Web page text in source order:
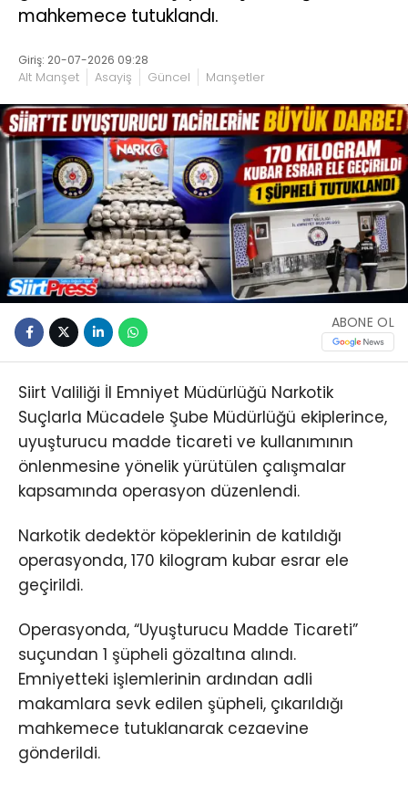
mahkemece tutuklandı.
Giriş: 20-07-2026 09:28
Alt Manşet Asayiş Güncel Manşetler
ABONE OL
Siirt Valiliği İl Emniyet Müdürlüğü Narkotik
Suçlarla Mücadele Şube Müdürlüğü ekiplerince,
uyuşturucu madde ticareti ve kullanımının
önlenmesine yönelik yürütülen çalışmalar
kapsamında operasyon düzenlendi.
Narkotik dedektör köpeklerinin de katıldığı
operasyonda, 170 kilogram kubar esrar ele
geçirildi.
Operasyonda, “Uyuşturucu Madde Ticareti”
suçundan 1 şüpheli gözaltına alındı.
Emniyetteki işlemlerinin ardından adli
makamlara sevk edilen şüpheli, çıkarıldığı
mahkemece tutuklanarak cezaevine
gönderildi.